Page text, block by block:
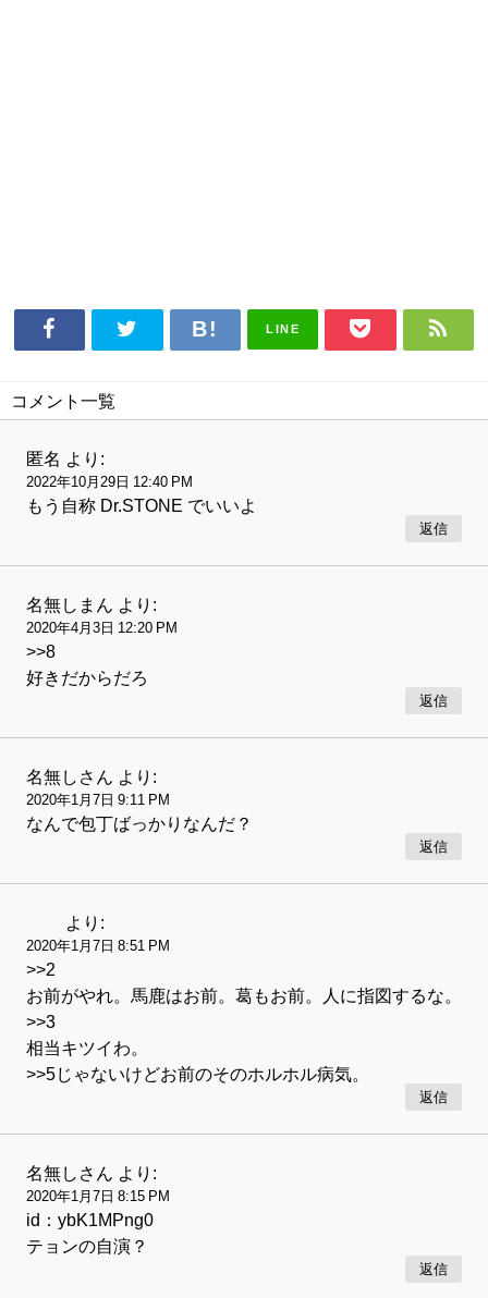
LINE
コメント一覧
匿名 より:
2022年10月29日 12:40 PM
もう自称 Dr.STONE でいいよ
返信
名無しまん より:
2020年4月3日 12:20 PM
>>8
好きだからだろ
返信
名無しさん より:
2020年1月7日 9:11 PM
なんで包丁ばっかりなんだ？
返信
より:
2020年1月7日 8:51 PM
>>2
お前がやれ。馬鹿はお前。葛もお前。人に指図するな。
>>3
相当キツイわ。
>>5じゃないけどお前のそのホルホル病気。
返信
名無しさん より:
2020年1月7日 8:15 PM
id：ybK1MPng0
テョンの自演？
返信